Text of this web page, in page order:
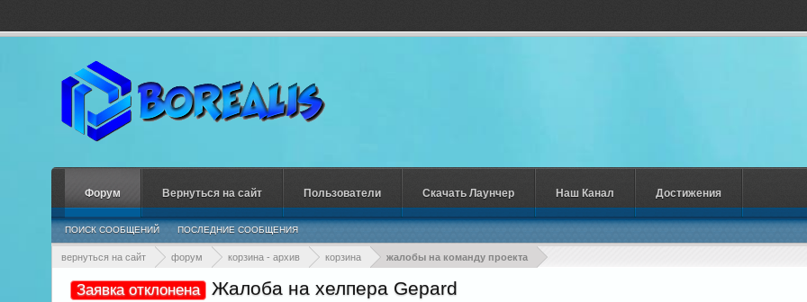
вернуться на сайт форум корзина - архив корзина жалобы на команду проекта
Заявка отклонена Жалоба на хелпера Gepard
Форум
ПОИСК СООБЩЕНИЙ ПОСЛЕДНИЕ СООБЩЕНИЯ
Вернуться на сайт Пользователи Скачать Лаунчер Наш Канал Достижения